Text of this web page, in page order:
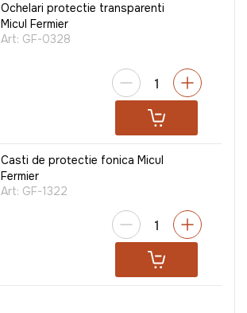
Ochelari protectie transparenti
Micul Fermier
Art: GF-0328
Casti de protectie fonica Micul
Fermier
Art: GF-1322